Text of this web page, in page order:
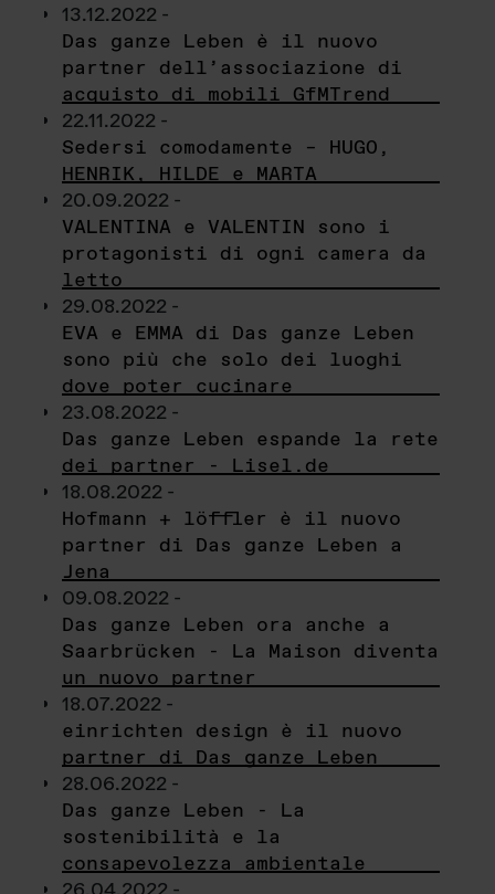
13.12.2022 -
Das ganze Leben è il nuovo
partner dell’associazione di
acquisto di mobili GfMTrend
22.11.2022 -
Sedersi comodamente – HUGO,
HENRIK, HILDE e MARTA
20.09.2022 -
VALENTINA e VALENTIN sono i
protagonisti di ogni camera da
letto
29.08.2022 -
EVA e EMMA di Das ganze Leben
sono più che solo dei luoghi
dove poter cucinare
23.08.2022 -
Das ganze Leben espande la rete
dei partner - Lisel.de
18.08.2022 -
Hofmann + löffler è il nuovo
partner di Das ganze Leben a
Jena
09.08.2022 -
Das ganze Leben ora anche a
Saarbrücken - La Maison diventa
un nuovo partner
18.07.2022 -
einrichten design è il nuovo
partner di Das ganze Leben
28.06.2022 -
Das ganze Leben - La
sostenibilità e la
consapevolezza ambientale